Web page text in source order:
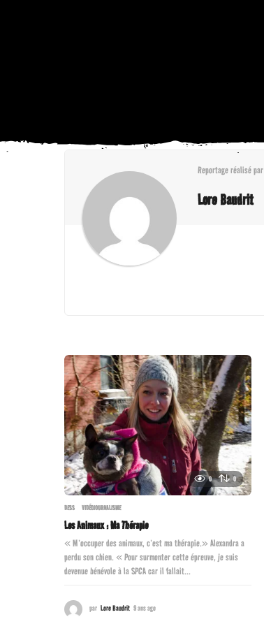
Reportage réalisé par
Lore Baudrit
0 0
DESS ,VIDÉOJOURNALISME
Les Animaux : Ma Thérapie
« M’occuper des animaux, c’est ma thérapie.» Alexandra a
perdu son chien. « Pour surmonter cette épreuve, je suis
devenue bénévole à la SPCA car il fallait...
par Lore Baudrit 9 ans ago